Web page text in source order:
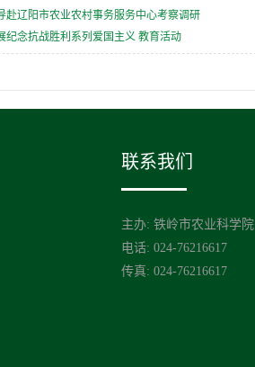
赴辽阳市农业农村事务服务中心考察调研
纪念抗战胜利系列爱国主义 教育活动
联系我们
主办: 铁岭市农业科学院
电话: 024-76216617
传真: 024-76216617